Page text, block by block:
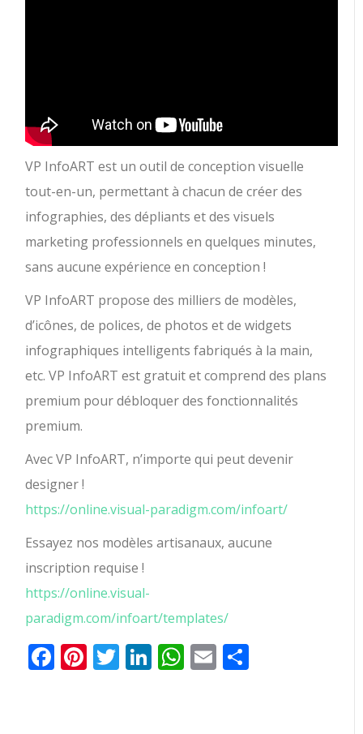
VP InfoART est un outil de conception visuelle
tout-en-un, permettant à chacun de créer des
infographies, des dépliants et des visuels
marketing professionnels en quelques minutes,
sans aucune expérience en conception !
VP InfoART propose des milliers de modèles,
d’icônes, de polices, de photos et de widgets
infographiques intelligents fabriqués à la main,
etc. VP InfoART est gratuit et comprend des plans
premium pour débloquer des fonctionnalités
premium.
Avec VP InfoART, n’importe qui peut devenir
designer !
https://online.visual-paradigm.com/infoart/
Essayez nos modèles artisanaux, aucune
inscription requise !
https://online.visual-
paradigm.com/infoart/templates/
Facebook
Pinterest
Twitter
LinkedIn
WhatsApp
Email